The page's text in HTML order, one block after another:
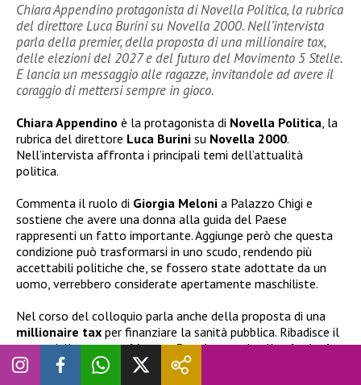
Chiara Appendino protagonista di Novella Politica, la rubrica
del direttore Luca Burini su Novella 2000. Nell’intervista
parla della premier, della proposta di una millionaire tax,
delle elezioni del 2027 e del futuro del Movimento 5 Stelle.
E lancia un messaggio alle ragazze, invitandole ad avere il
coraggio di mettersi sempre in gioco.
Chiara Appendino è la protagonista di Novella Politica, la
rubrica del direttore Luca Burini su Novella 2000.
Nell’intervista affronta i principali temi dell’attualità
politica.
Commenta il ruolo di Giorgia Meloni a Palazzo Chigi e
sostiene che avere una donna alla guida del Paese
rappresenti un fatto importante. Aggiunge però che questa
condizione può trasformarsi in uno scudo, rendendo più
accettabili politiche che, se fossero state adottate da un
uomo, verrebbero considerate apertamente maschiliste.
Nel corso del colloquio parla anche della proposta di una
millionaire tax per finanziare la sanità pubblica. Ribadisce il
no a un’alleanza conMatteo Renzie guarda alleelezioni
del 2027 . Infine invita gli italiani a diventare «